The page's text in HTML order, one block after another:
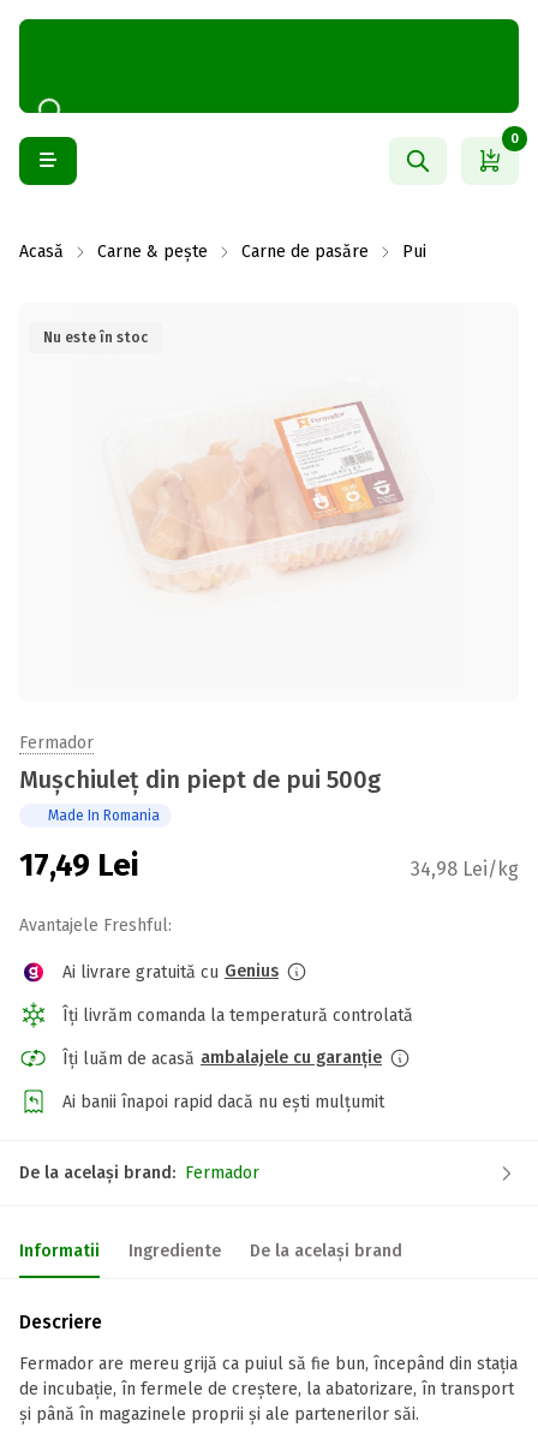
0
Acasă Carne & pește Carne de pasăre Pui
Nu este în stoc
Fermador
Mușchiuleț din piept de pui 500g
Made In Romania
17,49 Lei 34,98 Lei/kg
Avantajele Freshful:
Ai livrare gratuită cu Genius
Îți livrăm comanda la temperatură controlată
Îți luăm de acasă ambalajele cu garanție
Ai banii înapoi rapid dacă nu ești mulțumit
De la același brand: Fermador
Informatii Ingrediente De la același brand
Descriere
Fermador are mereu grijă ca puiul să fie bun, începând din stația
de incubație, în fermele de creștere, la abatorizare, în transport
și până în magazinele proprii și ale partenerilor săi.